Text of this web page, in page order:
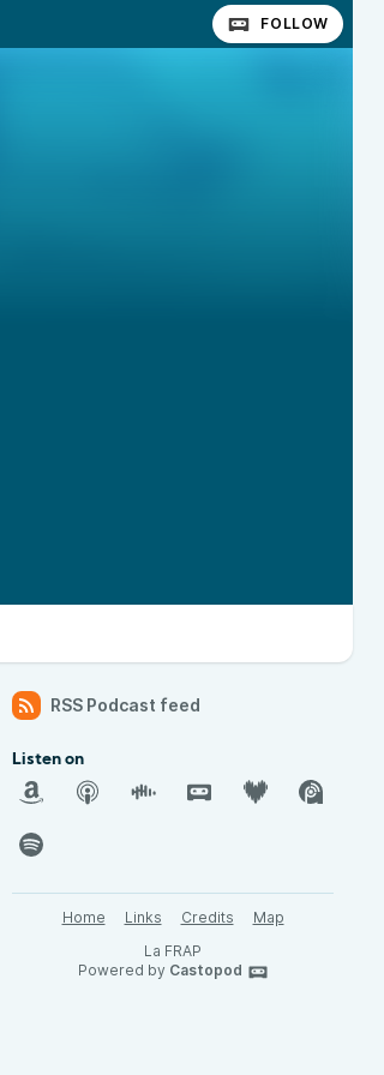
FOLLOW
RSS Podcast feed
Listen on
Home Links Credits
Map
La FRAP
Powered by Castopod